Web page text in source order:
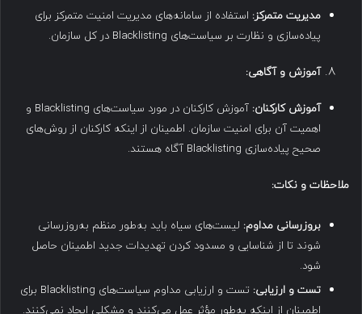
مدیریت متمرکز: استفاده از سامانه‌های مدیریت امنیت متمرکز برای
پیاده‌سازی و نظارت بر سیاست‌های Blacklisting در کل سازمان.
آموزش و آگاهی:
آموزش کارکنان:
آموزش کارکنان در مورد سیاست‌های Blacklisting و
اهمیت آن برای امنیت سازمان. اطمینان از اینکه کارکنان از روش‌های
صحیح پیاده‌سازی Blacklisting آگاه هستند.
ملاحظات و نکات:
بروزرسانی مداوم: لیست‌های سیاه باید به‌طور منظم به‌روزرسانی
شوند تا از شناسایی و مسدود کردن تهدیدات جدید اطمینان حاصل
شود.
تست و ارزیابی:
تست و ارزیابی مداوم سیاست‌های Blacklisting برای
اطمینان از اینکه به‌طور مؤثر عمل می‌کنند و مشکلی ایجاد نمی‌کنند.